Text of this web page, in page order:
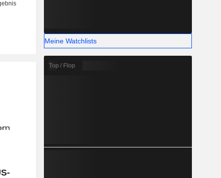
Meine Watchlists
Top / Flop